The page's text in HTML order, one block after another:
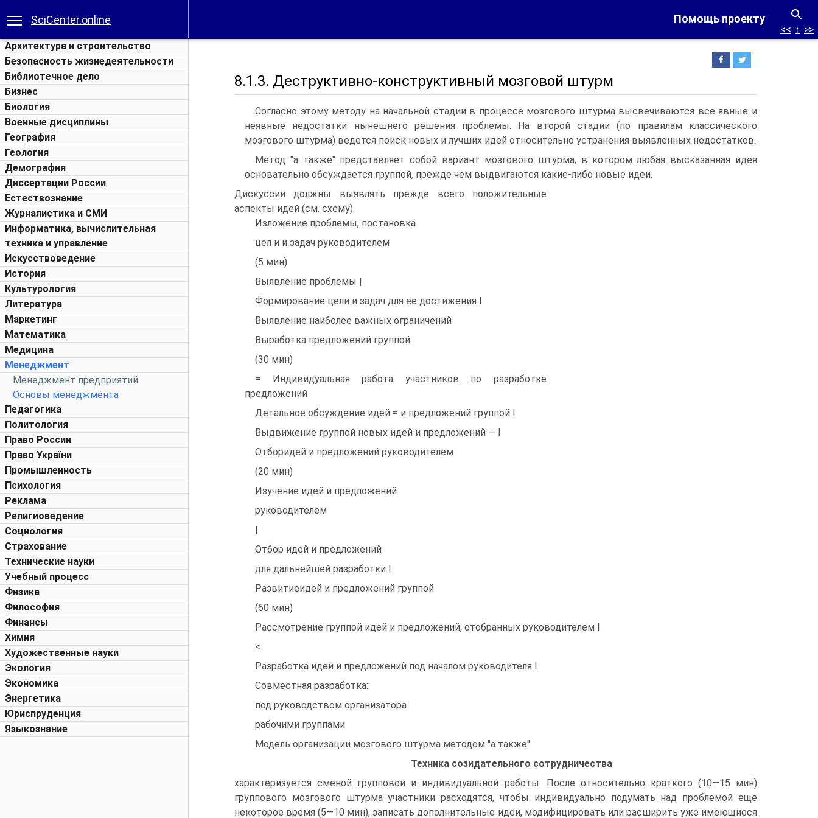
Помощь проекту
SciCenter.online
Архитектура и строительство
Безопасность жизнедеятельности
Библиотечное дело
Бизнес
Биология
Военные дисциплины
География
Геология
Демография
Диссертации России
Естествознание
Журналистика и СМИ
Информатика, вычислительная
техника и управление
Искусствоведение
История
Культурология
Литература
Маркетинг
Математика
Медицина
Менеджмент
Менеджмент предприятий
Основы менеджмента
Педагогика
Политология
Право России
Право України
Промышленность
Психология
Реклама
Религиоведение
Социология
Страхование
Технические науки
Учебный процесс
Физика
Философия
Финансы
Химия
Художественные науки
Экология
Экономика
Энергетика
Юриспруденция
Языкознание
<< ↑ >>
8.1.3. Деструктивно-конструктивный мозговой штурм
Согласно этому методу на начальной стадии в процессе мозгового штурма высвечиваются все явные и
неявные недостатки нынешнего решения проблемы. На второй стадии (по правилам классического
мозгового штурма) ведется поиск новых и лучших идей относительно устранения выявленных недостатков.
Метод "а также" представляет собой вариант мозгового штурма, в котором любая высказанная идея
основательно обсуждается группой, прежде чем выдвигаются какие-либо новые идеи.
Дискуссии должны выявлять прежде всего положительные
аспекты идей (см. схему).
Изложение проблемы, постановка
цел и и задач руководителем
(5 мин)
Выявление проблемы |
Формирование цели и задач для ее достижения I
Выявление наиболее важных ограничений
Выработка предложений группой
(30 мин)
= Индивидуальная работа участников по разработке
предложений
Детальное обсуждение идей = и предложений группой I
Выдвижение группой новых идей и предложений — I
Отборидей и предложений руководителем
(20 мин)
Изучение идей и предложений
руководителем
|
Отбор идей и предложений
для дальнейшей разработки |
Развитиеидей и предложений группой
(60 мин)
Рассмотрение группой идей и предложений, отобранных руководителем I
<
Разработка идей и предложений под началом руководителя I
Совместная разработка:
под руководством организатора
рабочими группами
Модель организации мозгового штурма методом "а также"
Техника созидательного сотрудничества
характеризуется сменой групповой и индивидуальной работы. После относительно краткого (10—15 мин)
группового мозгового штурма участники расходятся, чтобы индивидуально подумать над проблемой еще
некоторое время (5—10 мин), записать дополнительные идеи, модифицировать или расширить уже имеющиеся